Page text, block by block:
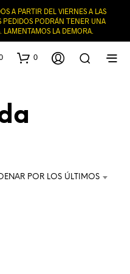
A PARTIR DEL VIERNES A LAS
PEDIDOS PODRÁN TENER UNA
LA DEMORA.
0
POR LOS ÚLTIMOS